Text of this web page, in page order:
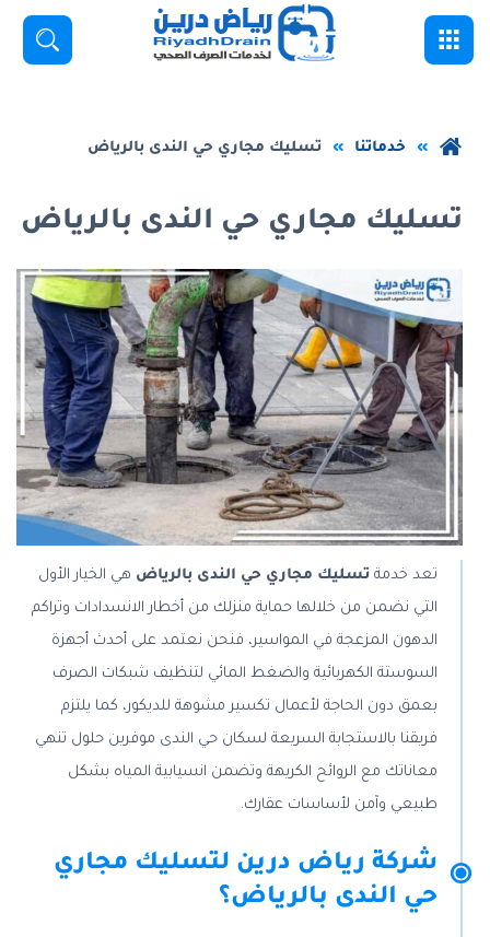
تخطي
الصفحة
الرئيسية
خدماتنا تسليك مجاري حي الندى بالرياض
تسليك مجاري حي الندى بالرياض
تعد خدمة تسليك مجاري حي الندى بالرياض هي الخيار الأول
التي نضمن من خلالها حماية منزلك من أخطار الانسدادات وتراكم
الدهون المزعجة في المواسير، فنحن نعتمد على أحدث أجهزة
السوستة الكهربائية والضغط المائي لتنظيف شبكات الصرف
بعمق دون الحاجة لأعمال تكسير مشوهة للديكور، كما يلتزم
فريقنا بالاستجابة السريعة لسكان حي الندى موفرين حلول تنهي
معاناتك مع الروائح الكريهة وتضمن انسيابية المياه بشكل
طبيعي وآمن لأساسات عقارك.
شركة رياض درين لتسليك مجاري
حي الندى بالرياض؟